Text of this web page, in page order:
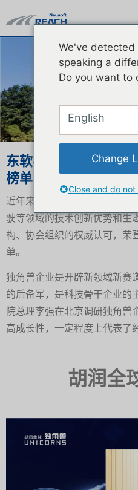
新
东软睿驰连续获选多
榜单
近年来，东软睿驰凭借在汽车
驶等领域的技术创新优势和生
构、协会组织的权威认可，荣
单。
独角兽企业是开辟新领域新赛
的后备军，是科技骨干企业的
院总理李强在北京调研独角兽
高成长性，一定程度上代表了
胡润全
We've
speaking a
Do you want to
English
Change
Close and do